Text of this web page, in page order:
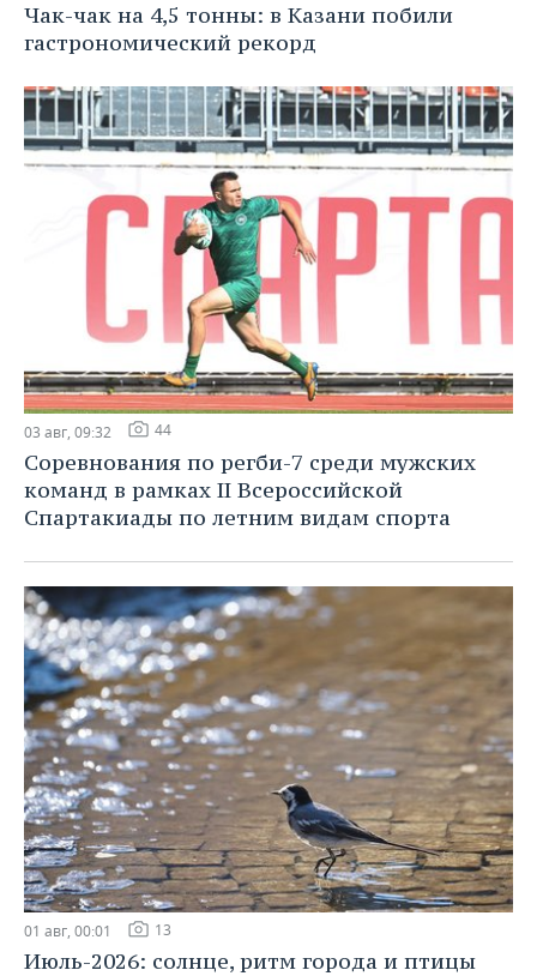
Чак-чак на 4,5 тонны: в Казани побили
гастрономический рекорд
03 авг, 09:32 44
Соревнования по регби-7 среди мужских
команд в рамках II Всероссийской
Спартакиады по летним видам спорта
01 авг, 00:01 13
Июль-2026: солнце, ритм города и птицы